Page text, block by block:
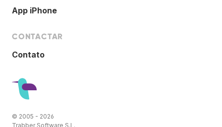
App iPhone
CONTACTAR
Contato
© 2005 - 2026
Trabber Software S.L.